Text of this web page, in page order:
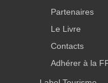
Partenaires
Le Livre
Contacts
Adhérer à la